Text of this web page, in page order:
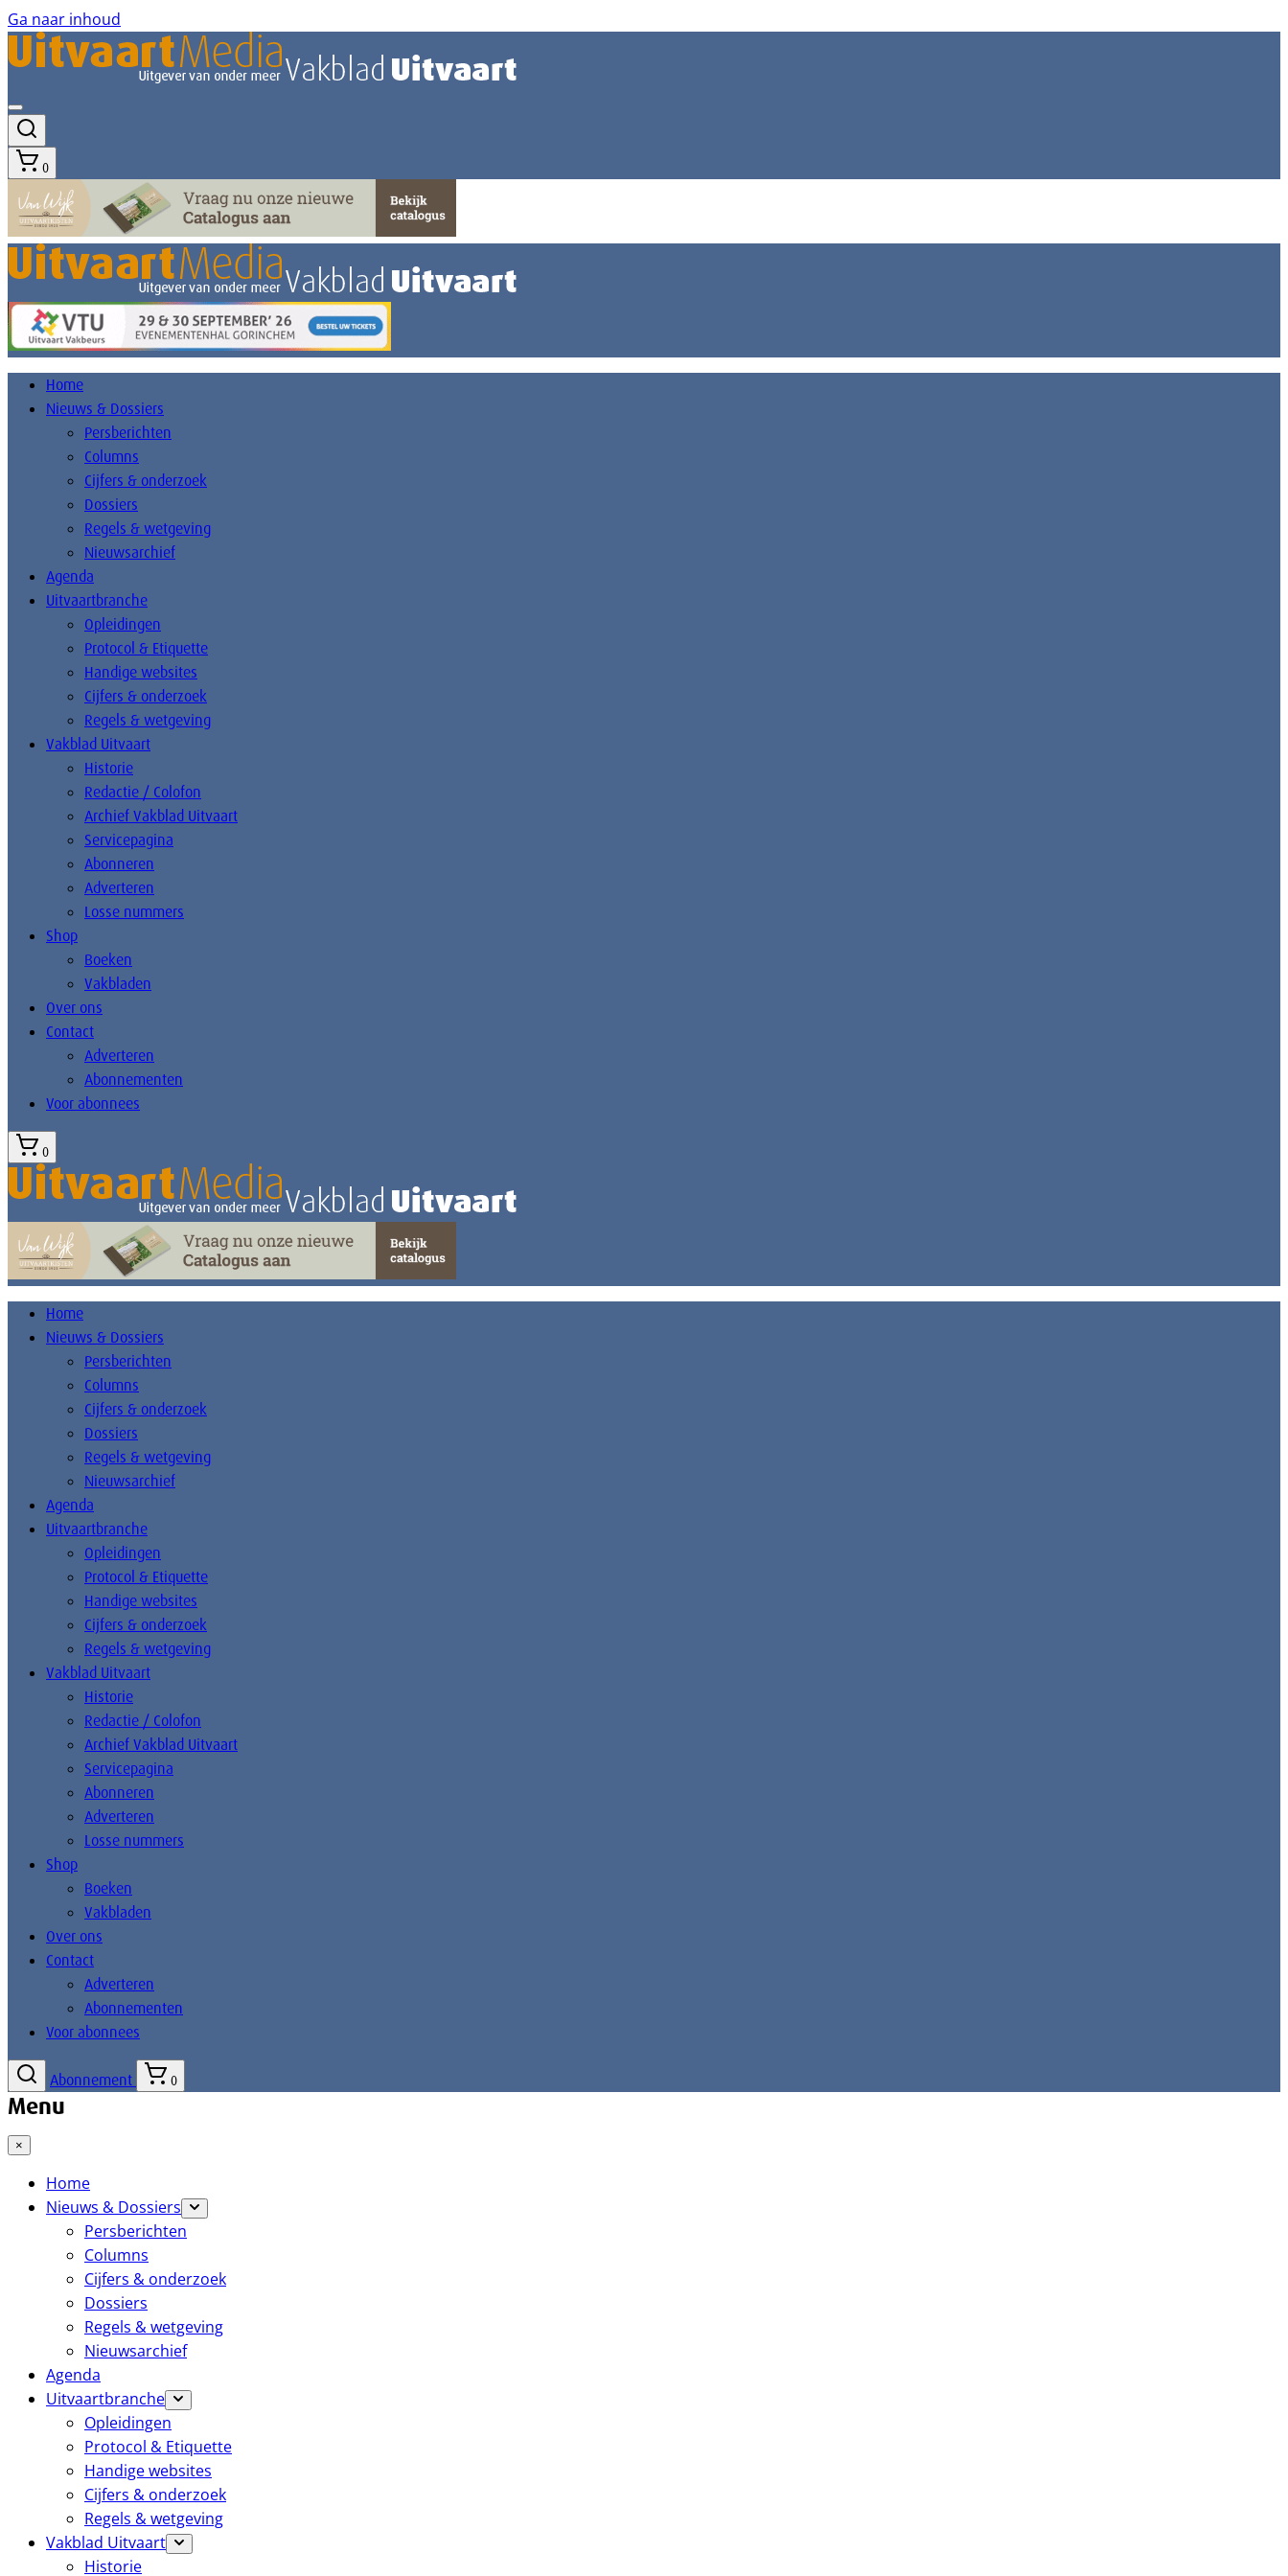
Ga naar inhoud
0
Home
Nieuws & Dossiers
Persberichten
Columns
Cijfers & onderzoek
Dossiers
Regels & wetgeving
Nieuwsarchief
Agenda
Uitvaartbranche
Opleidingen
Protocol & Etiquette
Handige websites
Cijfers & onderzoek
Regels & wetgeving
Vakblad Uitvaart
Historie
Redactie / Colofon
Archief Vakblad Uitvaart
Servicepagina
Abonneren
Adverteren
Losse nummers
Shop
Boeken
Vakbladen
Over ons
Contact
Adverteren
Abonnementen
Voor abonnees
0
Home
Nieuws & Dossiers
Persberichten
Columns
Cijfers & onderzoek
Dossiers
Regels & wetgeving
Nieuwsarchief
Agenda
Uitvaartbranche
Opleidingen
Protocol & Etiquette
Handige websites
Cijfers & onderzoek
Regels & wetgeving
Vakblad Uitvaart
Historie
Redactie / Colofon
Archief Vakblad Uitvaart
Servicepagina
Abonneren
Adverteren
Losse nummers
Shop
Boeken
Vakbladen
Over ons
Contact
Adverteren
Abonnementen
Voor abonnees
Abonnement 0
Menu
×
Home
Nieuws & Dossiers
Persberichten
Columns
Cijfers & onderzoek
Dossiers
Regels & wetgeving
Nieuwsarchief
Agenda
Uitvaartbranche
Opleidingen
Protocol & Etiquette
Handige websites
Cijfers & onderzoek
Regels & wetgeving
Vakblad Uitvaart
Historie